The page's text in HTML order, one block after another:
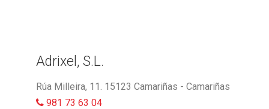
Adrixel, S.L.
Rúa Milleira, 11. 15123 Camariñas - Camariñas
981 73 63 04